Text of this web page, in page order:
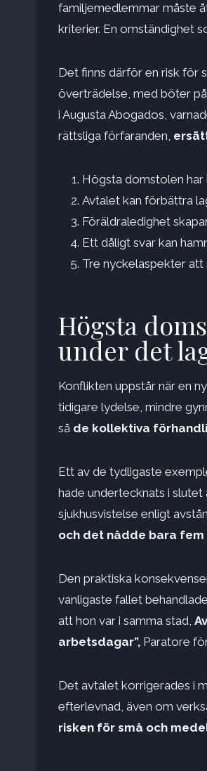
familjemedlemmar måste
kriterier. En omständighet
Det finns därför en risk för
överträdelse, med böter
i Augusta Abogados,
rättsliga förfaranden,
Högsta domstolen har
Avtalet kan förbättra
Föräldraledighet
Ett dåligt svar kan
Tre nyckelaspekter
Högsta
under det
Konflikten uppstår när en
tidigare lydelse, mindre
så de kollektiva
Ett av de tydligaste
hade undertecknats i
sjukhusvistelse enligt
och det nådde bara fem
Den praktiska
vanligaste fallet
att hon var i samma stad,
arbetsdagar”, Paratore
Det avtalet korrigerades i
efterlevnad, även om
risken för små och